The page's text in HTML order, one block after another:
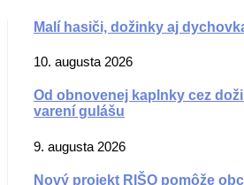
Malí hasiči, dožinky aj
10. augusta 2026
Od obnovenej kaplnky cez
varení gulášu
9. augusta 2026
Nový projekt RIŠO pomôže